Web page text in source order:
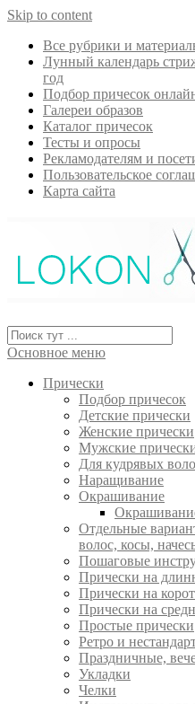
Skip to content
Все рубрики и
Лунный календарь
год
Подбор причесок
Галереи образов
Каталог причесок
Тесты и опросы
Рекламодателям и
Пользовательское
Карта сайта
Основное меню
Прически
Подбор причесок
Детские прически
Женские прически
Мужские
Для кудрявых
Наращивание
Окрашивание
Отдельные
волос, косы,
Пошаговые
Прически на
Прически на
Прически на
Простые прически
Ретро и
Праздничные,
Укладки
Челки